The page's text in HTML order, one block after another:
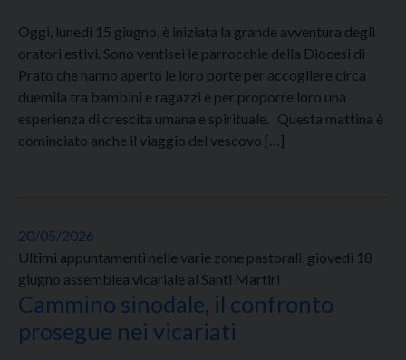
Oggi, lunedì 15 giugno, è iniziata la grande avventura degli
oratori estivi. Sono ventisei le parrocchie della Diocesi di
Prato che hanno aperto le loro porte per accogliere circa
duemila tra bambini e ragazzi e per proporre loro una
esperienza di crescita umana e spirituale. Questa mattina è
cominciato anche il viaggio del vescovo […]
20/05/2026
Ultimi appuntamenti nelle varie zone pastorali, giovedì 18
giugno assemblea vicariale ai Santi Martiri
Cammino sinodale, il confronto
prosegue nei vicariati